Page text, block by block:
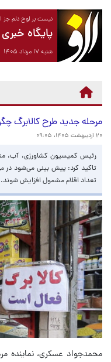
نیست بر لوح دلم جز
پایگاه
شنبه ۱۷ مرداد ۱۴۰۵ برابر با ۰۸ آگوست ۲۰۲۶
مرحله جدید طرح کالابرگ
۲۰ اردیبهشت ۱۴۰۵، ۰۹:۰۵
رئیس کمیسیون کشاورزی، آب،
تاکید کرد: پیش بینی می‌شود در
تعداد اقلام مشمول افزایش شوند.
محمدجواد عسکری،